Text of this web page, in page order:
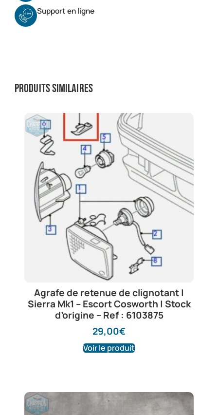
Support en ligne
Produits similaires
Agrafe de retenue de clignotant |
Sierra Mk1 – Escort Cosworth | Stock
d’origine – Ref : 6103875
29,00€
Voir le produit